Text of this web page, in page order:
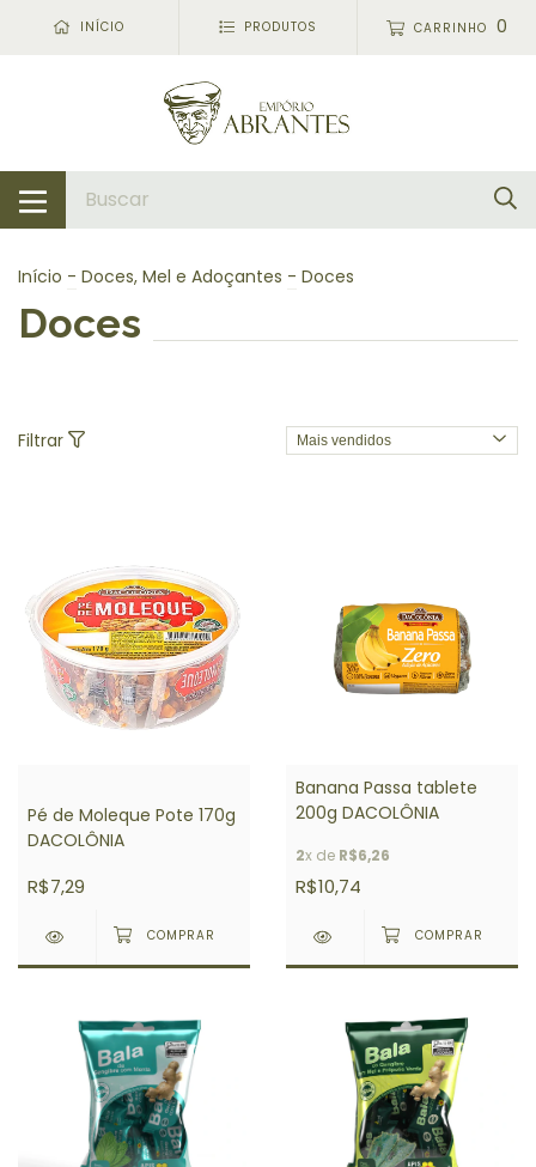
INÍCIO PRODUTOS CARRINHO 0
Início - Doces, Mel e Adoçantes - Doces
Doces
Filtrar
Pé de Moleque Pote 170g
DACOLÔNIA
R$7,29
Banana Passa tablete
200g DACOLÔNIA
2x de R$6,26
R$10,74